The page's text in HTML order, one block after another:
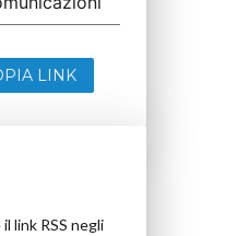
LINK
link RSS negli